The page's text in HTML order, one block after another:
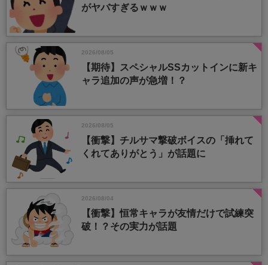
がヤバすぎるｗｗｗ
2026/08/05
【期待】スペシャルSSカットインに新キ
ャラ追加の声が急増！？
2026/08/05
【衝撃】チルサマ撃破ボイスの「挿れて
くれてありがとう」が話題に
2026/08/04
【衝撃】恒常キャラが友情だけで試練突
破！？その実力が話題